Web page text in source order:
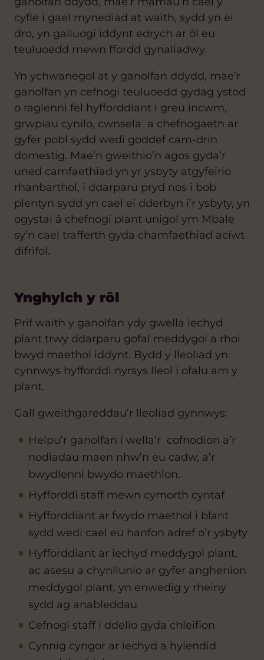
cyfle i gael mynediad at waith, sydd yn ei
dro, yn galluogi iddynt edrych ar ôl eu
teuluoedd mewn ffordd gynaliadwy.
Yn ychwanegol at y ganolfan ddydd, mae’r
ganolfan yn cefnogi teuluoedd gydag ystod
o raglenni fel hyfforddiant i greu incwm,
grwpiau cynilo, cwnsela a chefnogaeth ar
gyfer pobl sydd wedi goddef cam-drin
domestig. Mae’n gweithio’n agos gyda’r
uned camfaethiad yn yr ysbyty atgyfeirio
rhanbarthol, i ddarparu pryd nos i bob
plentyn sydd yn cael ei dderbyn i’r ysbyty, yn
ogystal â chefnogi plant unigol ym Mbale
sy’n cael trafferth gyda chamfaethiad acíwt
difrifol.
Ynghylch y rôl
Prif waith y ganolfan ydy gwella iechyd
plant trwy ddarparu gofal meddygol a rhoi
bwyd maethol iddynt. Bydd y lleoliad yn
cynnwys hyfforddi nyrsys lleol i ofalu am y
plant.
Gall gweithgareddau’r lleoliad gynnwys:
Helpu’r ganolfan i wella’r cofnodion a’r
nodiadau maen nhw’n eu cadw, a’r
bwydlenni bwydo maethlon.
Hyfforddi staff mewn cymorth cyntaf
Hyfforddiant ar fwydo maethol i blant
sydd wedi cael eu hanfon adref o’r ysbyty
Hyfforddiant ar iechyd meddygol plant,
ac asesu a chynllunio ar gyfer anghenion
meddygol plant, yn enwedig y rheiny
sydd ag anableddau
Cefnogi staff i ddelio gyda chleifion
Cynnig cyngor ar iechyd a hylendid